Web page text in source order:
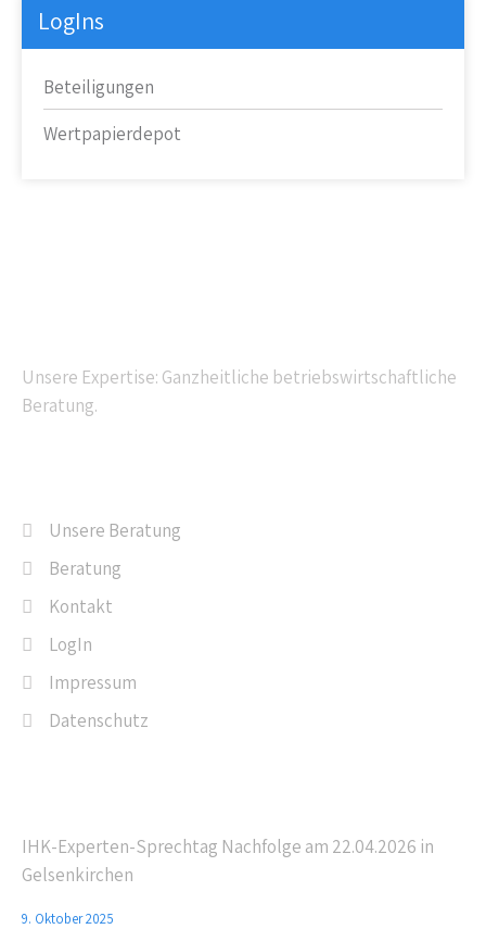
LogIns
Beteiligungen
Wertpapierdepot
Unsere Expertise: Ganzheitliche betriebswirtschaftliche
Beratung.
Unsere Beratung
Beratung
Kontakt
LogIn
Impressum
Datenschutz
IHK-Experten-Sprechtag Nachfolge am 22.04.2026 in
Gelsenkirchen
9. Oktober 2025